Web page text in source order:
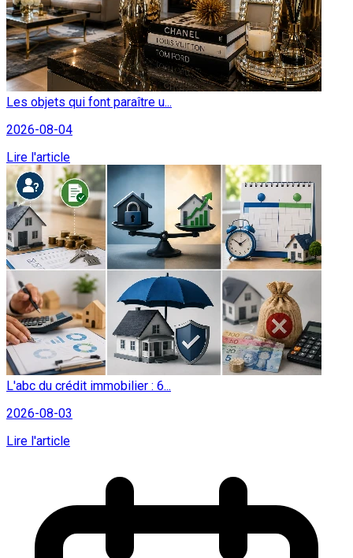
Les objets qui font paraître u...
2026-08-04
Lire l'article
L'abc du crédit immobilier : 6...
2026-08-03
Lire l'article